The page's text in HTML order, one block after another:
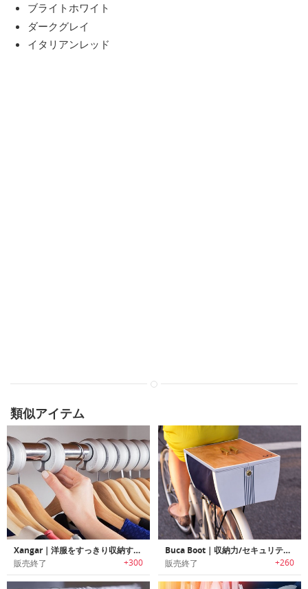
ブライトホワイト
ダークグレイ
イタリアンレッド
類似アイテム
Xangar｜洋服をすっきり収納するハンガースペースオーガナイザー「ザンガー」
販売終了 +300
Buca Boot｜収納力/セキュリティーに優れた自転車用マウントストレージ「ブカブート」
販売終了 +260